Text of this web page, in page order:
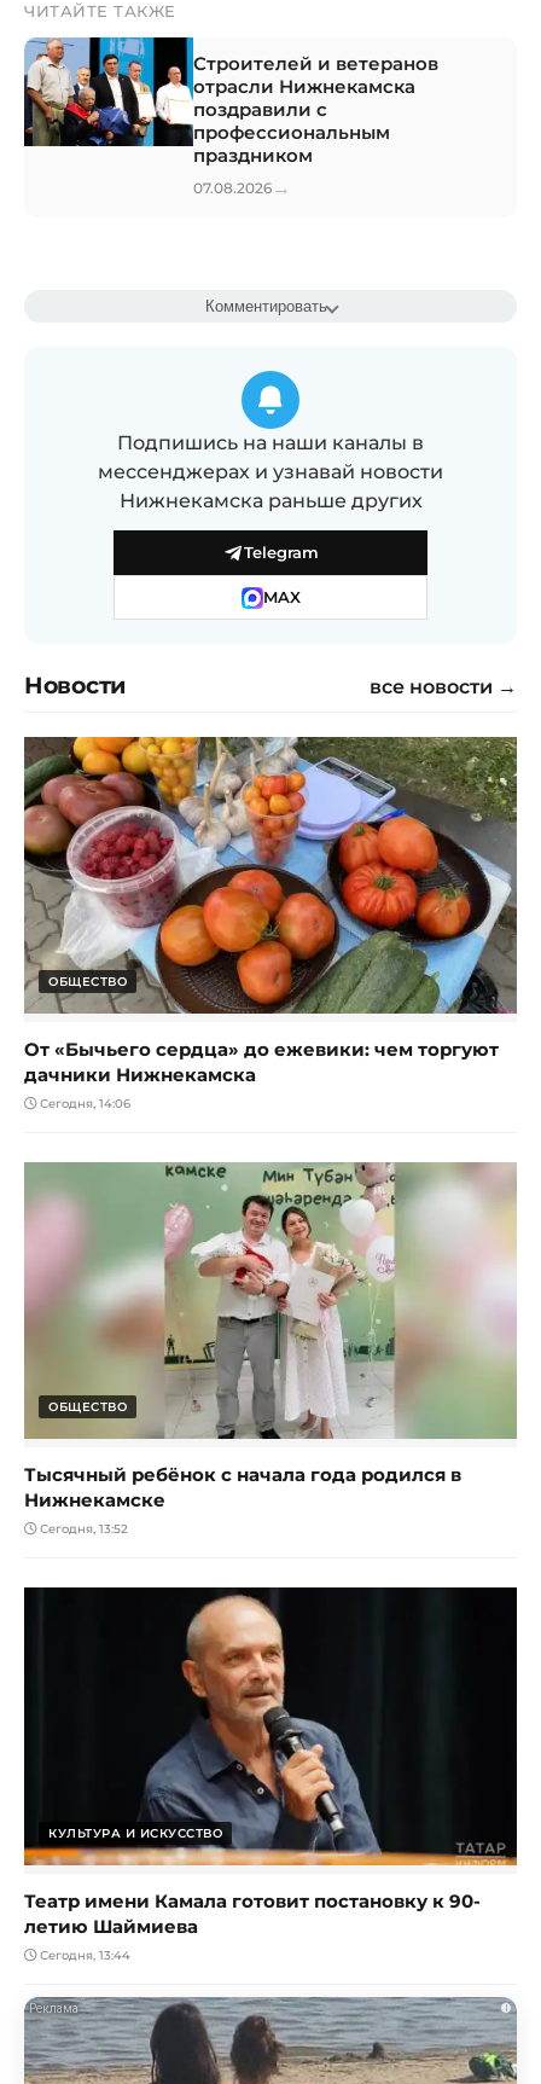
ЧИТАЙТЕ ТАКЖЕ
Строителей и ветеранов
отрасли Нижнекамска
поздравили с
профессиональным
праздником
07.08.2026 →
Комментировать
Подпишись на наши каналы в
мессенджерах и узнавай новости
Нижнекамска раньше других
Telegram
MAX
Новости все новости →
ОБЩЕСТВО
От «Бычьего сердца» до ежевики: чем торгуют
дачники Нижнекамска
Сегодня, 14:06
ОБЩЕСТВО
Тысячный ребёнок с начала года родился в
Нижнекамске
Сегодня, 13:52
КУЛЬТУРА И ИСКУССТВО
Театр имени Камала готовит постановку к 90-
летию Шаймиева
Сегодня, 13:44
i